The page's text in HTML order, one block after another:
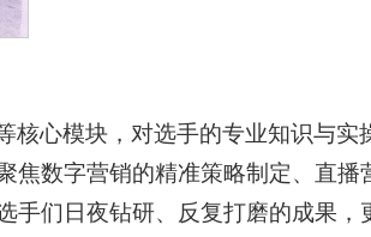
核心模块，对选手的专业知识与实
焦数字营销的精准策略制定、直播
手们日夜钻研、反复打磨的成果，